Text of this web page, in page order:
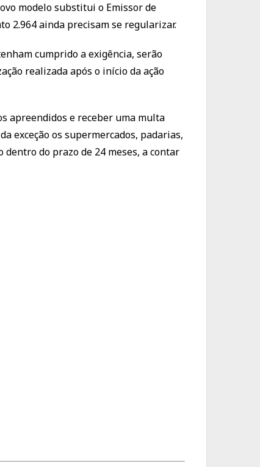
modelo substitui o Emissor de
2.964 ainda precisam se regularizar.
cumprido a exigência, serão
realizada após o início da ação
apreendidos e receber uma multa
exceção os supermercados, padarias,
do prazo de 24 meses, a contar